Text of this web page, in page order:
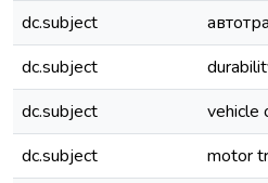
dc.subject
dc.subject
dc.subject
vehicle
dc.subject
motor